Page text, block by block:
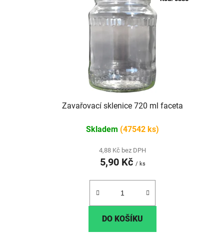
Zavařovací sklenice 720 ml faceta
Skladem (47542 ks)
4,88 Kč bez DPH
5,90 Kč / ks
DO KOŠÍKU